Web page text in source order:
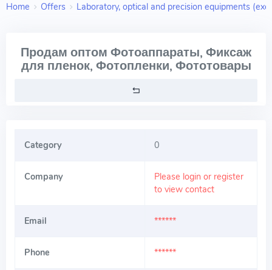
Home Offers Laboratory, optical and precision equipments
Продам оптом Фотоаппараты, Фиксаж
для пленок, Фотопленки, Фототовары
Category 0
Company
Please login or register
to view contact
Email ******
Phone ******